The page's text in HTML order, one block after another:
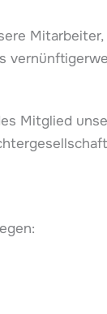
Mitglied